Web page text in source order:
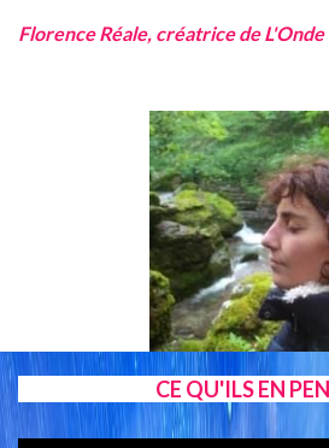
Florence Réale, créatrice de
CE QU'ILS EN